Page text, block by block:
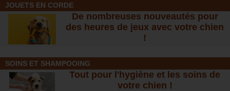
JOUETS EN CORDE
De nombreuses nouveautés pour
des heures de jeux avec votre chien
!
SOINS ET SHAMPOOING
Tout pour l'hygiène et les soins de
votre chien !